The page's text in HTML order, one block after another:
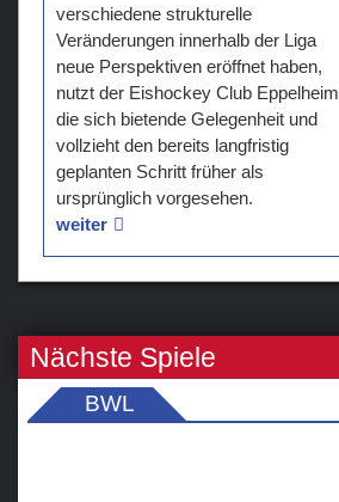
Teams
Verein
Sponsoren / Partner
Fanzone
verschiedene strukturelle
Veränderungen innerhalb der Liga
neue Perspektiven eröffnet haben,
nutzt der Eishockey Club Eppelheim
die sich bietende Gelegenheit und
vollzieht den bereits langfristig
geplanten Schritt früher als
ursprünglich vorgesehen.
weiter
Nächste Spiele
BWL